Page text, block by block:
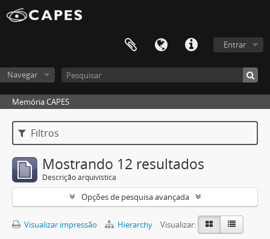
Entrar
Navegar
Memória CAPES
Filtros
Mostrando 12 resultados
Descrição arquivística
Opções de pesquisa avançada
Visualizar impressão Hierarchy
Visualizar: